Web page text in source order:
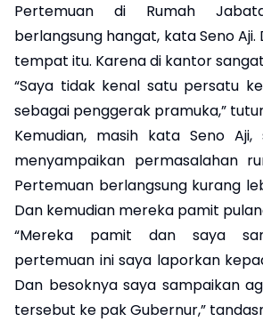
Pertemuan di Rumah
berlangsung hangat, kata Seno Aji.
tempat itu. Karena di kantor
“Saya tidak kenal satu persatu
sebagai penggerak pramuka,”
Kemudian, masih kata Seno
menyampaikan permasalahan
Pertemuan berlangsung kurang
Dan kemudian mereka pamit
“Mereka pamit dan saya
pertemuan ini saya laporkan
Dan besoknya saya sampaikan
tersebut ke pak Gubernur,”